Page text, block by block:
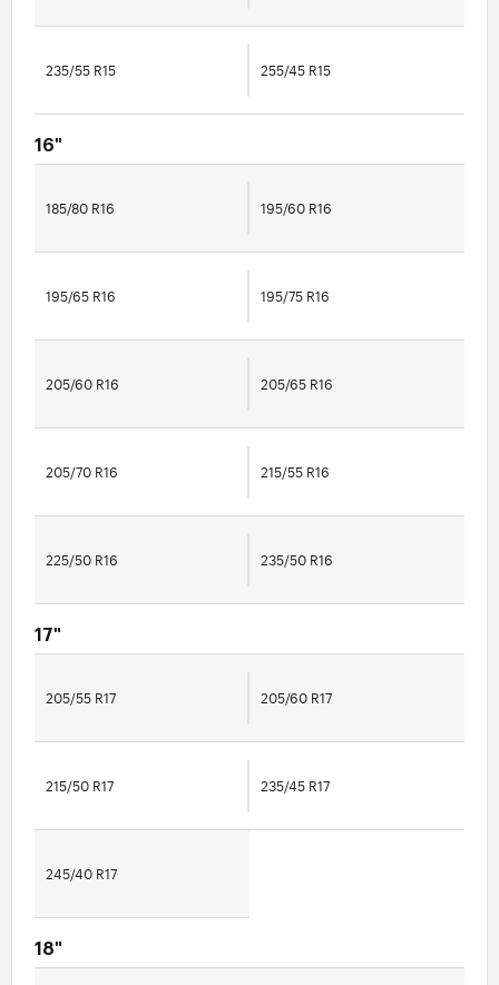
235/55 R15 255/45 R15
16"
185/80 R16 195/60 R16
195/65 R16 195/75 R16
205/60 R16 205/65 R16
205/70 R16 215/55 R16
225/50 R16 235/50 R16
17"
205/55 R17 205/60 R17
215/50 R17 235/45 R17
245/40 R17
18"